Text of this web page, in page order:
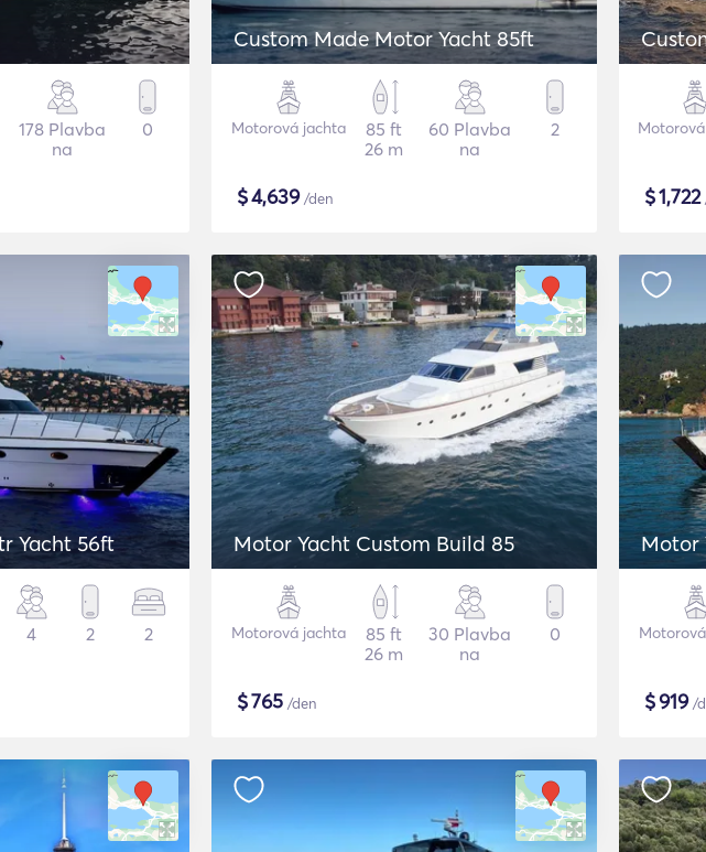
178 Plavba
na
0
Custom Made Motor Yacht 85ft
Motorová jachta
85 ft
26 m
60 Plavba
na
2
$4,639/den $1,722
Yacht 56ft
4 2 2
Motor Yacht Custom Build 85
Motorová jachta
85 ft
26 m
30 Plavba
na
0
$765 /den
Motor
$919/